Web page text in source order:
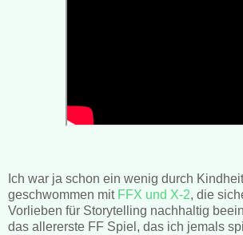
Ich war ja schon ein wenig durch
geschwommen mit FFX und X-2, die
Vorlieben für Storytelling nachhaltig
das allererste FF Spiel, das ich jemals